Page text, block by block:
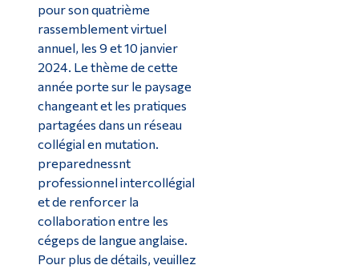
pour son quatrième
rassemblement virtuel
annuel, les 9 et 10 janvier
2024. Le thème de cette
année porte sur le paysage
changeant et les pratiques
partagées dans un réseau
collégial en mutation.
preparednessnt
professionnel intercollégial
et de renforcer la
collaboration entre les
cégeps de langue anglaise.
Pour plus de détails, veuillez